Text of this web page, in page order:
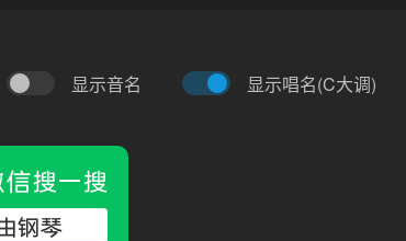
显示音名 显示唱名(C大调)